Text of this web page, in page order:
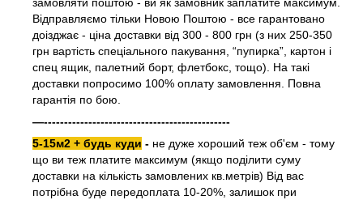
Відправляємо тільки Новою Поштою - все гарантовано
доізджає - ціна доставки від 300 - 800 грн (з них 250-350
грн вартість спеціального пакування, “пупирка”, картон і
спец ящик, палетний борт, флетбокс, тощо). На такі
доставки попросимо 100% оплату замовлення. Повна
гарантія по бою.
—----------------------------------------------
5-15м2 + будь куди - не дуже хороший теж об'єм - тому
що ви теж платите максимум (якщо поділити суму
доставки на кількість замовлених кв.метрів) Від вас
потрібна буде передоплата 10-20%, залишок при